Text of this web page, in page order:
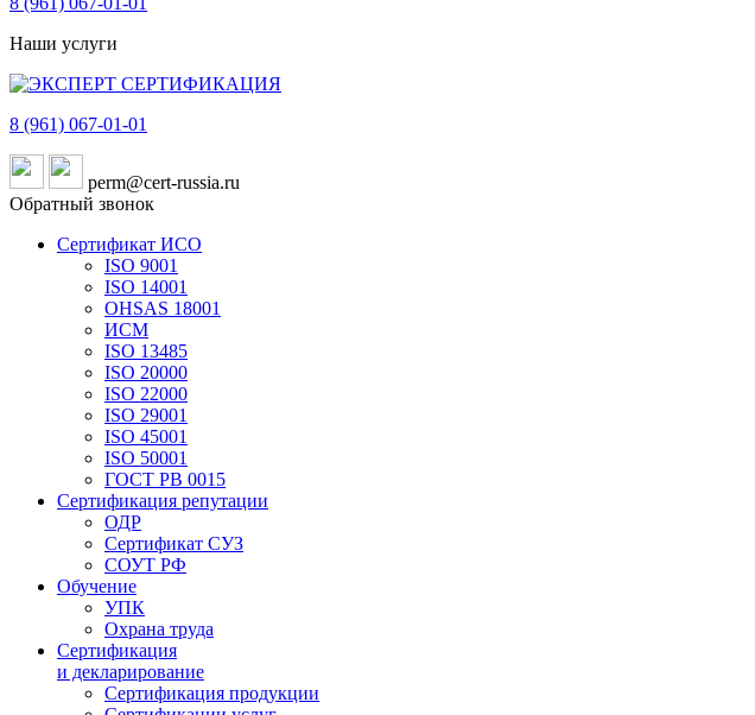
Наши услуги
8 (961) 067-01-01
perm@cert-russia.ru
Обратный звонок
Сертификат ИСО
ISO 9001
ISO 14001
OHSAS 18001
ИСМ
ISO 13485
ISO 20000
ISO 22000
ISO 29001
ISO 45001
ISO 50001
ГОСТ РВ 0015
Сертификация репутации
ОДР
Сертификат СУЗ
СОУТ РФ
Обучение
УПК
Охрана труда
Сертификация
и декларирование
Сертификация продукции